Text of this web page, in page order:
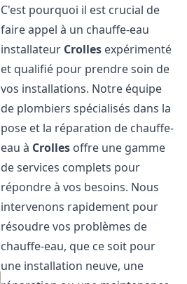
C'est pourquoi il est crucial de
faire appel à un chauffe-eau
installateur Crolles expérimenté
et qualifié pour prendre soin de
vos installations. Notre équipe
de plombiers spécialisés dans la
pose et la réparation de chauffe-
eau à Crolles offre une gamme
de services complets pour
répondre à vos besoins. Nous
intervenons rapidement pour
résoudre vos problèmes de
chauffe-eau, que ce soit pour
une installation neuve, une